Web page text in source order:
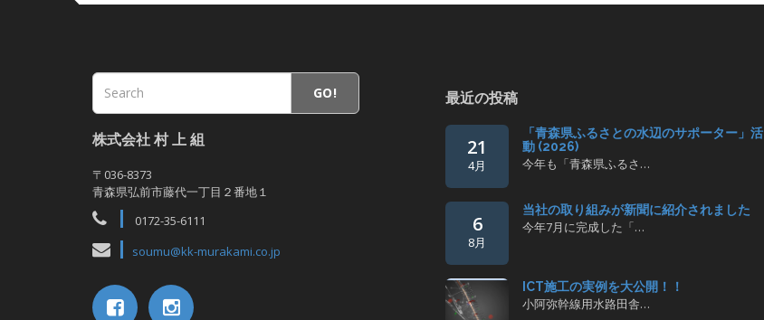
GO!
株式会社 村 上 組
〒036-8373
青森県弘前市藤代一丁目２番地１
0172-35-6111
soumu@kk-murakami.co.jp
最近の投稿
21
4月
「青森県ふるさとの水辺のサポーター」活
動 (2026)
今年も「青森県ふるさ…
6
8月
当社の取り組みが新聞に紹介されました
今年7月に完成した「…
ICT施工の実例を大公開！！
小阿弥幹線用水路田舎…